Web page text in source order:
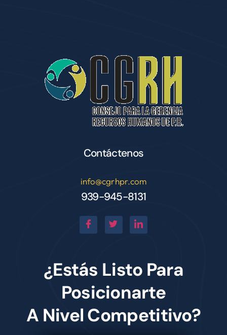
Contáctenos
info@cgrhpr.com
939-945-8131
¿Estás Listo Para
Posicionarte
A Nivel Competitivo?